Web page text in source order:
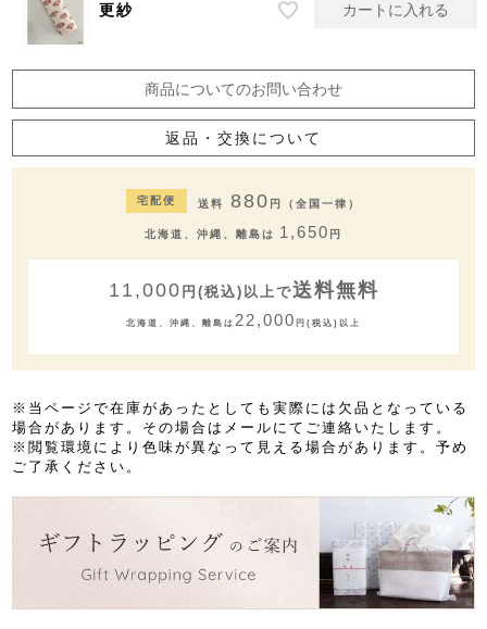
更紗 カートに入れる
商品についてのお問い合わせ
返品・交換について
宅配便 送料 880 円（全国一律）
北海道、沖縄、離島は 1,650 円
11,000 円(税込)以上で送料無料
北海道、沖縄、離島は 22,000 円(税込)以上
※当ページで在庫があったとしても実際には欠品となっている
場合があります。その場合はメールにてご連絡いたします。
※閲覧環境により色味が異なって見える場合があります。予め
ご了承ください。